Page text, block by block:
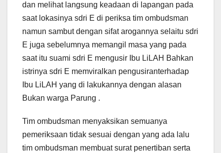
dan melihat langsung keadaan di lapangan pada
saat lokasinya sdri E di periksa tim ombudsman
namun sambut dengan sifat arogannya selaitu sdri
E juga sebelumnya memangil masa yang pada
saat itu suami sdri E mengusir Ibu LiLAH Bahkan
istrinya sdri E memviralkan pengusiranterhadap
Ibu LiLAH yang di lakukannya dengan alasan
Bukan warga Parung .
Tim ombudsman menyaksikan semuanya
pemeriksaan tidak sesuai dengan yang ada lalu
tim ombudsman membuat surat penertiban serta